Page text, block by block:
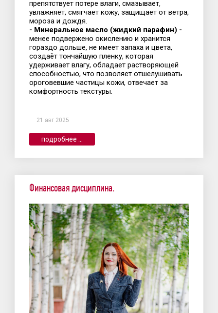
препятствует потере влаги, смазывает,
увлажняет, смягчает кожу, защищает от ветра,
мороза и дождя.
- Минеральное масло (жидкий парафин) -
менее подвержено окислению и хранится
гораздо дольше, не имеет запаха и цвета,
создаёт тончайшую пленку, которая
удерживает влагу, обладает растворяющей
способностью, что позволяет отшелушивать
ороговевшие частицы кожи, отвечает за
комфортность текстуры.
21 авг 2025
подробнее ...
Финансовая дисциплина.